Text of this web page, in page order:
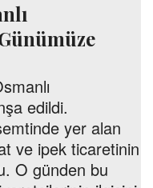
edildi.
yer alan
ve ipek ticaretinin
O günden bu